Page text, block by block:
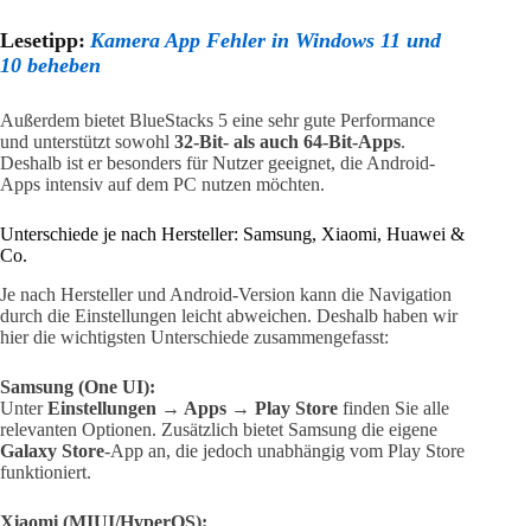
Lesetipp: Kamera App Fehler in Windows 11 und
10 beheben
Außerdem bietet BlueStacks 5 eine sehr gute Performance
und unterstützt sowohl 32-Bit- als auch 64-Bit-Apps.
Deshalb ist er besonders für Nutzer geeignet, die Android-
Apps intensiv auf dem PC nutzen möchten.
Unterschiede je nach Hersteller: Samsung, Xiaomi, Huawei &
Co.
Je nach Hersteller und Android-Version kann die Navigation
durch die Einstellungen leicht abweichen. Deshalb haben wir
hier die wichtigsten Unterschiede zusammengefasst:
Samsung (One UI):
UnterEinstellungen → Apps → Play Store finden Sie alle
relevanten Optionen. Zusätzlich bietet Samsung die eigene
Galaxy Store-App an, die jedoch unabhängig vom Play Store
funktioniert.
Xiaomi (MIUI/HyperOS):